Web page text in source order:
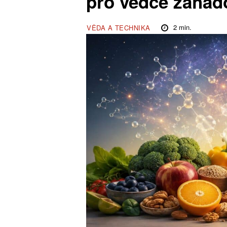
VĚDA A TECHNIKA 2min.